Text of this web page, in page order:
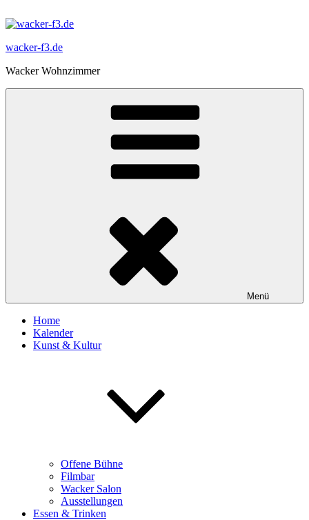
Inhalt
wacker-f3.de
Wacker Wohnzimmer
Menü
Home
Kalender
Kunst & Kultur
Offene Bühne
Filmbar
Wacker Salon
Ausstellungen
Essen & Trinken